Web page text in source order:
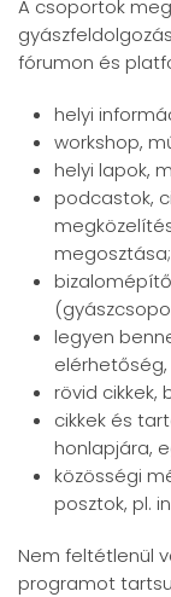
A csoportok
fórumon és
helyi
workshop,
helyi lapok,
podcastok,
megosztása;
legyen
rövid cikkek,
cikkek és
honlapjára,
közösségi
posztok, pl.
Nem feltétlenül
programot